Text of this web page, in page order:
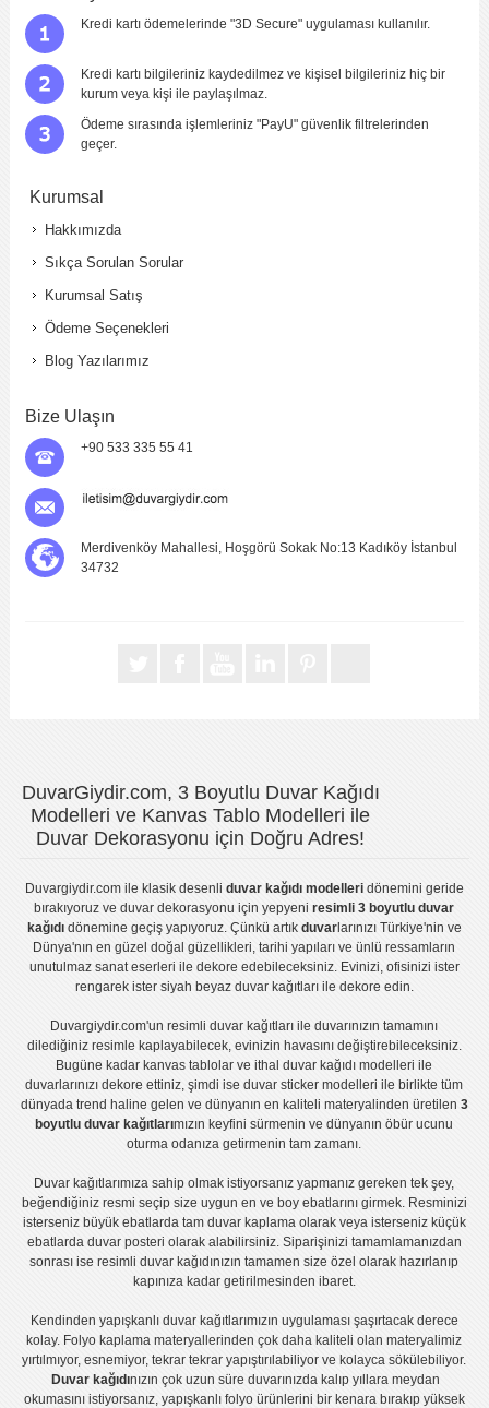
Kredi kartı ödemelerinde "3D Secure" uygulaması kullanılır.
Kredi kartı bilgileriniz kaydedilmez ve kişisel bilgileriniz hiç bir
kurum veya kişi ile paylaşılmaz.
Ödeme sırasında işlemleriniz "PayU" güvenlik filtrelerinden
geçer.
Kurumsal
Hakkımızda
Sıkça Sorulan Sorular
Kurumsal Satış
Ödeme Seçenekleri
Blog Yazılarımız
Bize Ulaşın
+90 533 335 55 41
Merdivenköy Mahallesi, Hoşgörü Sokak No:13 Kadıköy İstanbul
34732
DuvarGiydir.com, 3 Boyutlu Duvar Kağıdı
Modelleri ve Kanvas Tablo Modelleri ile
Duvar Dekorasyonu için Doğru Adres!
Duvargiydir.comile klasik desenli duvar kağıdı modelleridönemini geride
bırakıyoruz veduvar dekorasyonu için yepyeniresimli 3 boyutlu duvar
kağıdıdönemine geçiş yapıyoruz. Çünkü artık duvarlarınızı Türkiye'nin ve
Dünya'nın en güzel doğal güzellikleri, tarihi yapıları ve ünlü ressamların
unutulmaz sanat eserleri ile dekore edebileceksiniz. Evinizi, ofisinizi ister
rengarek ister siyah beyaz duvar kağıtlarıile dekore edin.
Duvargiydir.com'unresimli duvar kağıtları ile duvarınızın tamamını
dilediğiniz resimle kaplayabilecek, evinizin havasını değiştirebileceksiniz.
Bugüne kadar kanvas tablo lar veithal duvar kağıdı modelleri ile
duvarlarınızı dekore ettiniz, şimdi iseduvar sticker modelleri ile birlikte tüm
dünyada trend haline gelen ve dünyanın en kaliteli materyalinden üretilen 3
boyutlu duvar kağıtlarımızın keyfini sürmenin ve dünyanın öbür ucunu
oturma odanıza getirmenin tam zamanı.
Duvar kağıtlarımıza sahip olmak istiyorsanız yapmanız gereken tek şey,
beğendiğiniz resmi seçip size uygun en ve boy ebatlarını girmek. Resminizi
isterseniz büyük ebatlarda tam duvar kaplamaolarak veya isterseniz küçük
ebatlarda duvar posteri olarak alabilirsiniz. Siparişinizi tamamlamanızdan
sonrası iseresimli duvar kağıdınızın tamamen size özel olarak hazırlanıp
kapınıza kadar getirilmesinden ibaret.
Kendinden yapışkanlı duvar kağıtlarımızın uygulamasışaşırtacak derece
kolay. Folyo kaplama materyallerinden çok daha kaliteli olanmateryalimiz
yırtılmıyor, esnemiyor, tekrar tekrar yapıştırılabiliyor ve kolayca sökülebiliyor.
Duvar kağıdınızın çok uzun süre duvarınızda kalıp yıllara meydan
okumasını istiyorsanız, yapışkanlı folyoürünlerini bir kenara bırakıp yüksek